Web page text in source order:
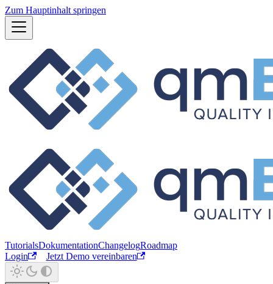
Zum Hauptinhalt springen
TutorialsDokumentationChangelogRoadmap
Login
Jetzt Demo vereinbaren